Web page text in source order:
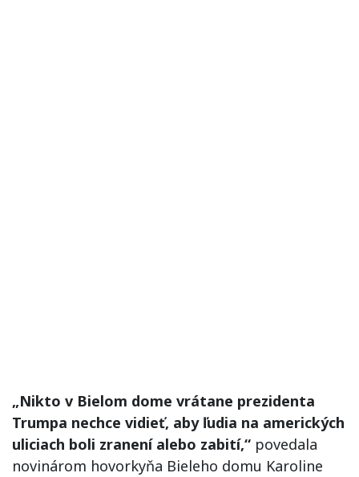
„Nikto v Bielom dome vrátane prezidenta
Trumpa nechce vidieť, aby ľudia na amerických
uliciach boli zranení alebo zabití,“ povedala
novinárom hovorkyňa Bieleho domu Karoline